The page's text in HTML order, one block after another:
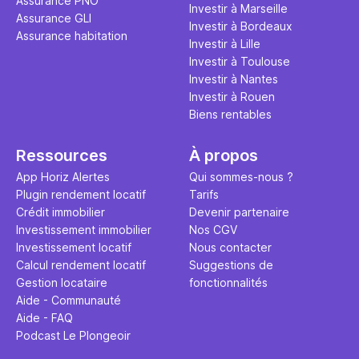
Assurance GLI
Assurance habitation
Investir à Marseille
Investir à Bordeaux
Investir à Lille
Investir à Toulouse
Investir à Nantes
Investir à Rouen
Biens rentables
Ressources
App Horiz Alertes
Plugin rendement locatif
Crédit immobilier
Investissement immobilier
Investissement locatif
Calcul rendement locatif
Gestion locataire
Aide - Communauté
Aide - FAQ
Podcast Le Plongeoir
À propos
Qui sommes-nous ?
Tarifs
Devenir partenaire
Nos CGV
Nous contacter
Suggestions de
fonctionnalités